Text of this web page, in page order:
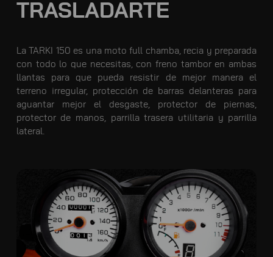
TRASLADARTE
La TARKI 150 es una moto full chamba, recia y preparada
con todo lo que necesitas, con freno tambor en ambas
llantas para que pueda resistir de mejor manera el
terreno irregular, protección de barras delanteras para
aguantar mejor el desgaste, protector de piernas,
protector de manos, parrilla trasera utilitaria y parrilla
lateral.